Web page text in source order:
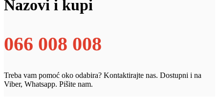
Nazovi i kupi
066 008 008
Treba vam pomoć oko odabira? Kontaktirajte nas. Dostupni i na
Viber, Whatsapp. Pišite nam.